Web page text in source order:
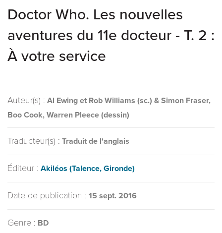
Doctor Who. Les nouvelles
aventures du 11e docteur - T. 2 :
À votre service
Auteur(s) : Al Ewing et Rob Williams (sc.) & Simon Fraser,
Boo Cook, Warren Pleece (dessin)
Traducteur(s) : Traduit de l'anglais
Éditeur : Akiléos (Talence, Gironde)
Date de publication : 15 sept. 2016
Genre : BD